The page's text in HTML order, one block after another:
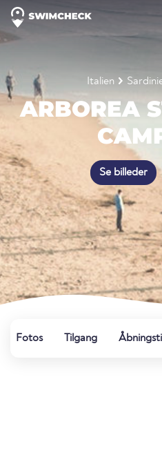
Italien
ARBOREA
Se billeder
Fotos Tilgang